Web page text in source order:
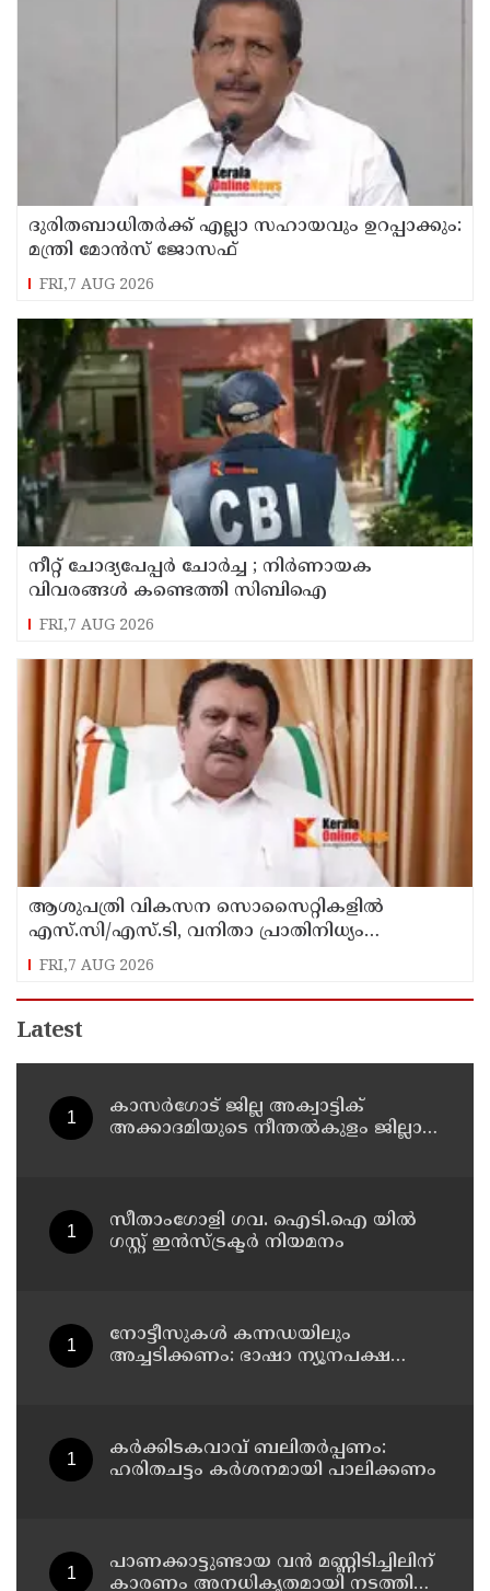
ദുരിതബാധിതർക്ക് എല്ലാ സഹായവും ഉറപ്പാക്കും:
മന്ത്രി മോൻസ് ജോസഫ്
FRI,7 AUG 2026
നീറ്റ് ചോദ്യപേപ്പർ ചോർച്ച ; നിർണായക
വിവരങ്ങൾ കണ്ടെത്തി സിബിഐ
FRI,7 AUG 2026
ആശുപത്രി വികസന സൊസൈറ്റികളിൽ
എസ്.സി/എസ്.ടി, വനിതാ പ്രാതിനിധ്യം
ഉൾപ്പെടുത്തി ഉത്തരവായി : മന്ത്രി കെ.മുരളീധരൻ
FRI,7 AUG 2026
Latest
കാസർ​ഗോട് ജില്ല അക്വാട്ടിക്
അക്കാദമിയുടെ നീന്തല്‍കുളം ജില്ലാ
സീതാംഗോളി ഗവ. ഐടി.ഐ യിൽ
ഗസ്റ്റ് ഇന്‍സ്ട്രക്ടര്‍ നിയമനം
നോട്ടീസുകള്‍ കന്നഡയിലും
അച്ചടിക്കണം: ഭാഷാ ന്യൂനപക്ഷ
കര്‍ക്കിടകവാവ് ബലിതര്‍പ്പണം:
ഹരിതചട്ടം കര്‍ശനമായി പാലിക്കണം
പാണക്കാട്ടുണ്ടായ വൻ മണ്ണിടിച്ചിലിന്
കാരണം അനധികൃതമായി നടത്തിയ